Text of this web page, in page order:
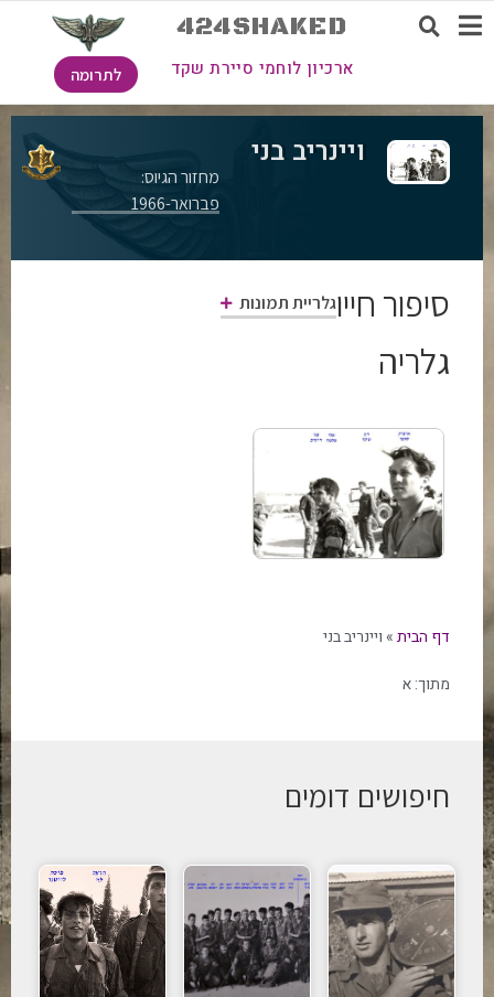
424SHAKED
ארכיון לוחמי סיירת שקד לתרומה
ויינריב בני
מחזור הגיוס:
פברואר-1966
סיפור חייוגלריית תמונות
גלריה
דף הבית» ויינריב בני
מתוך:א
חיפושים דומים